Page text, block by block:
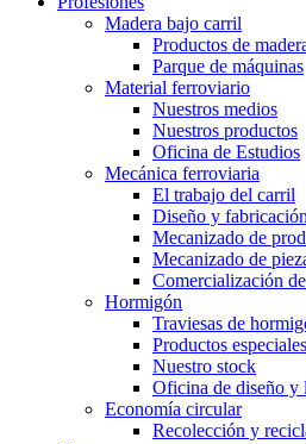
Madera bajo carril
Productos de
Parque de máquinas
Material ferroviario
Nuestros medios
Nuestros productos
Oficina de Estudios
Mecánica ferroviaria
El trabajo del carril
Diseño y
Mecanizado de
Mecanizado de
Comercialización
Hormigón
Traviesas de
Productos especiales
Nuestro stock
Oficina de diseño y
Economía circular
Recolección y